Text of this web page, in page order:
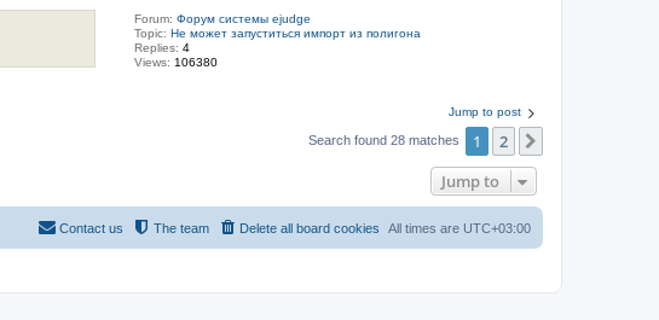
Forum:Форум системы ejudge
Topic:Не может запуститься импорт из полигона
Replies:4
Views: 106380
Jump to post
Search found 28 matches 1 2
Jump to
All times are UTC+03:00
Delete all board cookies
The team
Contact us